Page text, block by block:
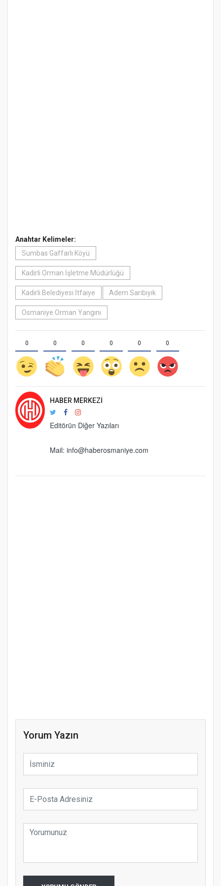
Anahtar Kelimeler:
Sumbas Gaffarlı Köyü
Kadirli Orman İşletme Müdürlüğü
Kadirli Belediyesi İtfaiye Adem Sarıbıyık
Osmaniye Orman Yangını
0 0 0 0 0 0
HABER MERKEZI
Editörün Diğer Yazıları
Mail: info@haberosmaniye.com
Yorum Yazın